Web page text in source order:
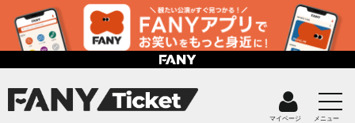
マイページ メニュー